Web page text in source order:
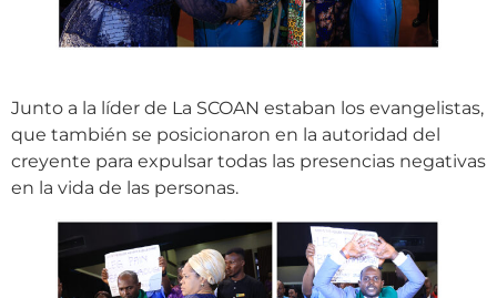
Junto a la líder de La SCOAN estaban los evangelistas,
que también se posicionaron en la autoridad del
creyente para expulsar todas las presencias negativas
en la vida de las personas.